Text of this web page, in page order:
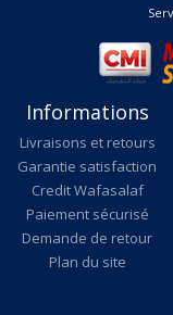
Informations
Livraisons et retours
Garantie satisfaction
Credit Wafasalaf
Paiement sécurisé
Demande de retour
Plan du site